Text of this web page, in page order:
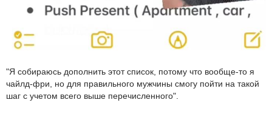
"Я собираюсь дополнить этот список, потому что вообще-то я
чайлд-фри, но для правильного мужчины смогу пойти на такой
шаг с учетом всего выше перечисленного".